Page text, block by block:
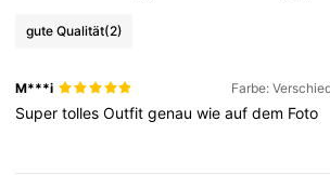
gute Qualität(2)
M***i Farbe:
SupertollesOutfitgenauwieaufdem Foto